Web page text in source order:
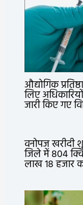
औद्योगिक
लिए
जारी किए गए
वनोपज खरीदी
जिले में 804
लाख 18 हजार